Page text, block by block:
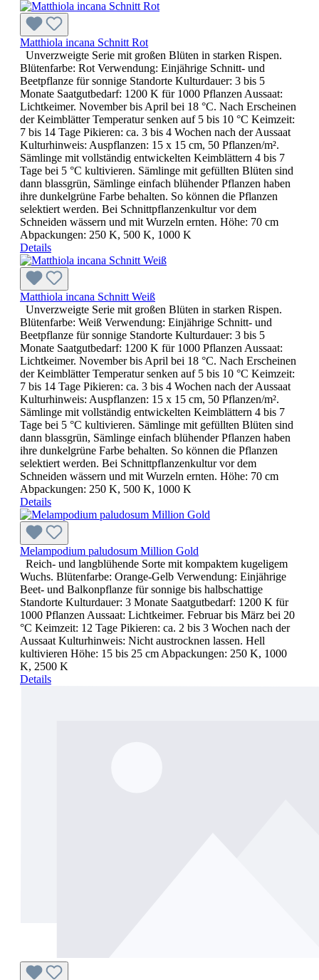
Matthiola incana Schnitt Rot
Unverzweigte Serie mit großen Blüten in starken Rispen.
Blütenfarbe: Rot Verwendung: Einjährige Schnitt- und
Beetpflanze für sonnige Standorte Kulturdauer: 3 bis 5
Monate Saatgutbedarf: 1200 K für 1000 Pflanzen Aussaat:
Lichtkeimer. November bis April bei 18 °C. Nach Erscheinen
der Keimblätter Temperatur senken auf 5 bis 10 °C Keimzeit:
7 bis 14 Tage Pikieren: ca. 3 bis 4 Wochen nach der Aussaat
Kulturhinweis: Auspflanzen: 15 x 15 cm, 50 Pflanzen/m².
Sämlinge mit vollständig entwickelten Keimblättern 4 bis 7
Tage bei 5 °C kultivieren. Sämlinge mit gefüllten Blüten sind
dann blassgrün, Sämlinge einfach blühender Pflanzen haben
ihre dunkelgrüne Farbe behalten. So können die Pflanzen
selektiert werden. Bei Schnittpflanzenkultur vor dem
Schneiden wässern und mit Wurzeln ernten. Höhe: 70 cm
Abpackungen: 250 K, 500 K, 1000 K
Details
Matthiola incana Schnitt Weiß
Unverzweigte Serie mit großen Blüten in starken Rispen.
Blütenfarbe: Weiß Verwendung: Einjährige Schnitt- und
Beetpflanze für sonnige Standorte Kulturdauer: 3 bis 5
Monate Saatgutbedarf: 1200 K für 1000 Pflanzen Aussaat:
Lichtkeimer. November bis April bei 18 °C. Nach Erscheinen
der Keimblätter Temperatur senken auf 5 bis 10 °C Keimzeit:
7 bis 14 Tage Pikieren: ca. 3 bis 4 Wochen nach der Aussaat
Kulturhinweis: Auspflanzen: 15 x 15 cm, 50 Pflanzen/m².
Sämlinge mit vollständig entwickelten Keimblättern 4 bis 7
Tage bei 5 °C kultivieren. Sämlinge mit gefüllten Blüten sind
dann blassgrün, Sämlinge einfach blühender Pflanzen haben
ihre dunkelgrüne Farbe behalten. So können die Pflanzen
selektiert werden. Bei Schnittpflanzenkultur vor dem
Schneiden wässern und mit Wurzeln ernten. Höhe: 70 cm
Abpackungen: 250 K, 500 K, 1000 K
Details
Melampodium paludosum Million Gold
Reich- und langblühende Sorte mit kompaktem kugeligem
Wuchs. Blütenfarbe: Orange-Gelb Verwendung: Einjährige
Beet- und Balkonpflanze für sonnige bis halbschattige
Standorte Kulturdauer: 3 Monate Saatgutbedarf: 1200 K für
1000 Pflanzen Aussaat: Lichtkeimer. Februar bis März bei 20
°C Keimzeit: 12 Tage Pikieren: ca. 2 bis 3 Wochen nach der
Aussaat Kulturhinweis: Nicht austrocknen lassen. Hell
kultivieren Höhe: 15 bis 25 cm Abpackungen: 250 K, 1000
K, 2500 K
Details